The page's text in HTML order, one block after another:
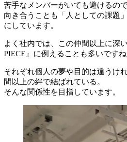
苦手なメンバーがいても避けるの
向き合うことも「人としての課題
にしています。
よく社内では、この仲間以上に深
PIECE』に例えることも多いですね
それぞれ個人の夢や目的は違うけ
間以上の絆で結ばれている。
そんな関係性を目指しています。